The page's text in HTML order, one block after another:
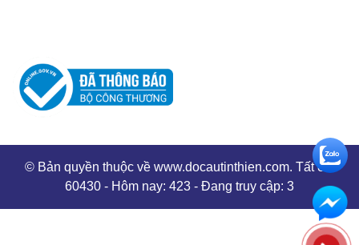
© Bản quyền thuộc về www.docautinthien.com. Tất cả:
60430 - Hôm nay: 423 - Đang truy cập: 3